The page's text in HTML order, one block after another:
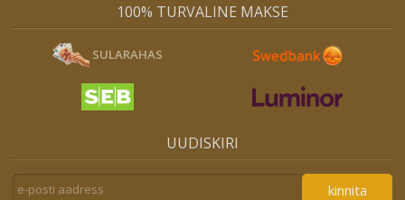
100% TURVALINE MAKSE
SULARAHAS
UUDISKIRI
kinnita